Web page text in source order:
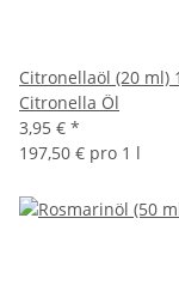
Citronellaöl (20 ml)
Citronella Öl
3,95 € *
197,50 € pro 1 l